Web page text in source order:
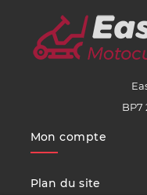
BP7
Mon compte
Plan du site